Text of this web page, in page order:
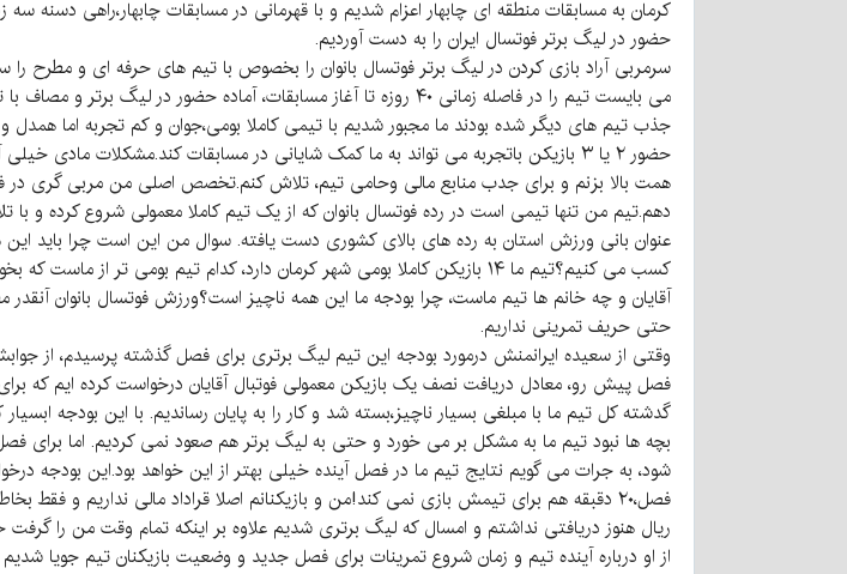
کرمان به مسابقات منطقه ای چابهار اعزام شدیم و با قهرمانی در مسابقات چابهار،راهی
حضور در لیگ برتر فوتسال ایران را به دست آوردیم.
می بایست تیم را در فاصله زمانی ۴۰ روزه تا آغاز مسابقات، آماده
جذب تیم های دیگر شده بودند ما مجبور شدیم با تیمی کاملا بومی،جوان و کم تجربه اما
حضور ۲ یا ۳ بازیکن باتجربه می تواند به ما کمک شایانی در مسابقات کند.مشکلات
همت بالا بزنم و برای جدب منابع مالی وحامی تیم، تلاش کنم.تخصص اصلی من مربی گری در
دهم.تیم من تنها تیمی است در رده فوتسال بانوان که از یک تیم کاملا معمولی شروع کرده
عنوان بانی ورزش استان به رده های بالای کشوری دست یافته. سوال من این است چرا باید
کسب می کنیم؟تیم ما ۱۴ بازیکن کاملا بومی شهر کرمان دارد، کدام تیم بومی
آقایان و چه خانم ها تیم ماست، چرا بودجه ما این همه ناچیز است؟ورزش فوتسال بانوان
حتی حریف تمرینی نداریم.
وقتی از سعیده ایرانمنش درمورد بودجه این تیم لیگ برتری برای فصل گذشته پرسیدم، از
فصل پیش رو، معادل دریافت نصف یک بازیکن معمولی فوتبال آقایان درخواست کرده ایم که
گدشته کل تیم ما با مبلغی بسیار ناچیز،بسته شد و کار را به پایان رساندیم. با این
شود، به جرات می گویم نتایج تیم ما در فصل آینده خیلی بهتر از این خواهد بود.این بودجه
فصل،۲۰ دقبقه هم برای تیمش بازی نمی کند!من و بازیکنانم اصلا قراداد مالی نداریم و
ریال هنوز دریافتی نداشتم و امسال که لیگ برتری شدیم علاوه بر اینکه تمام وقت من را
از او درباره آینده تیم و زمان شروع تمرینات برای فصل جدید و وضعیت بازیکنان تیم جویا